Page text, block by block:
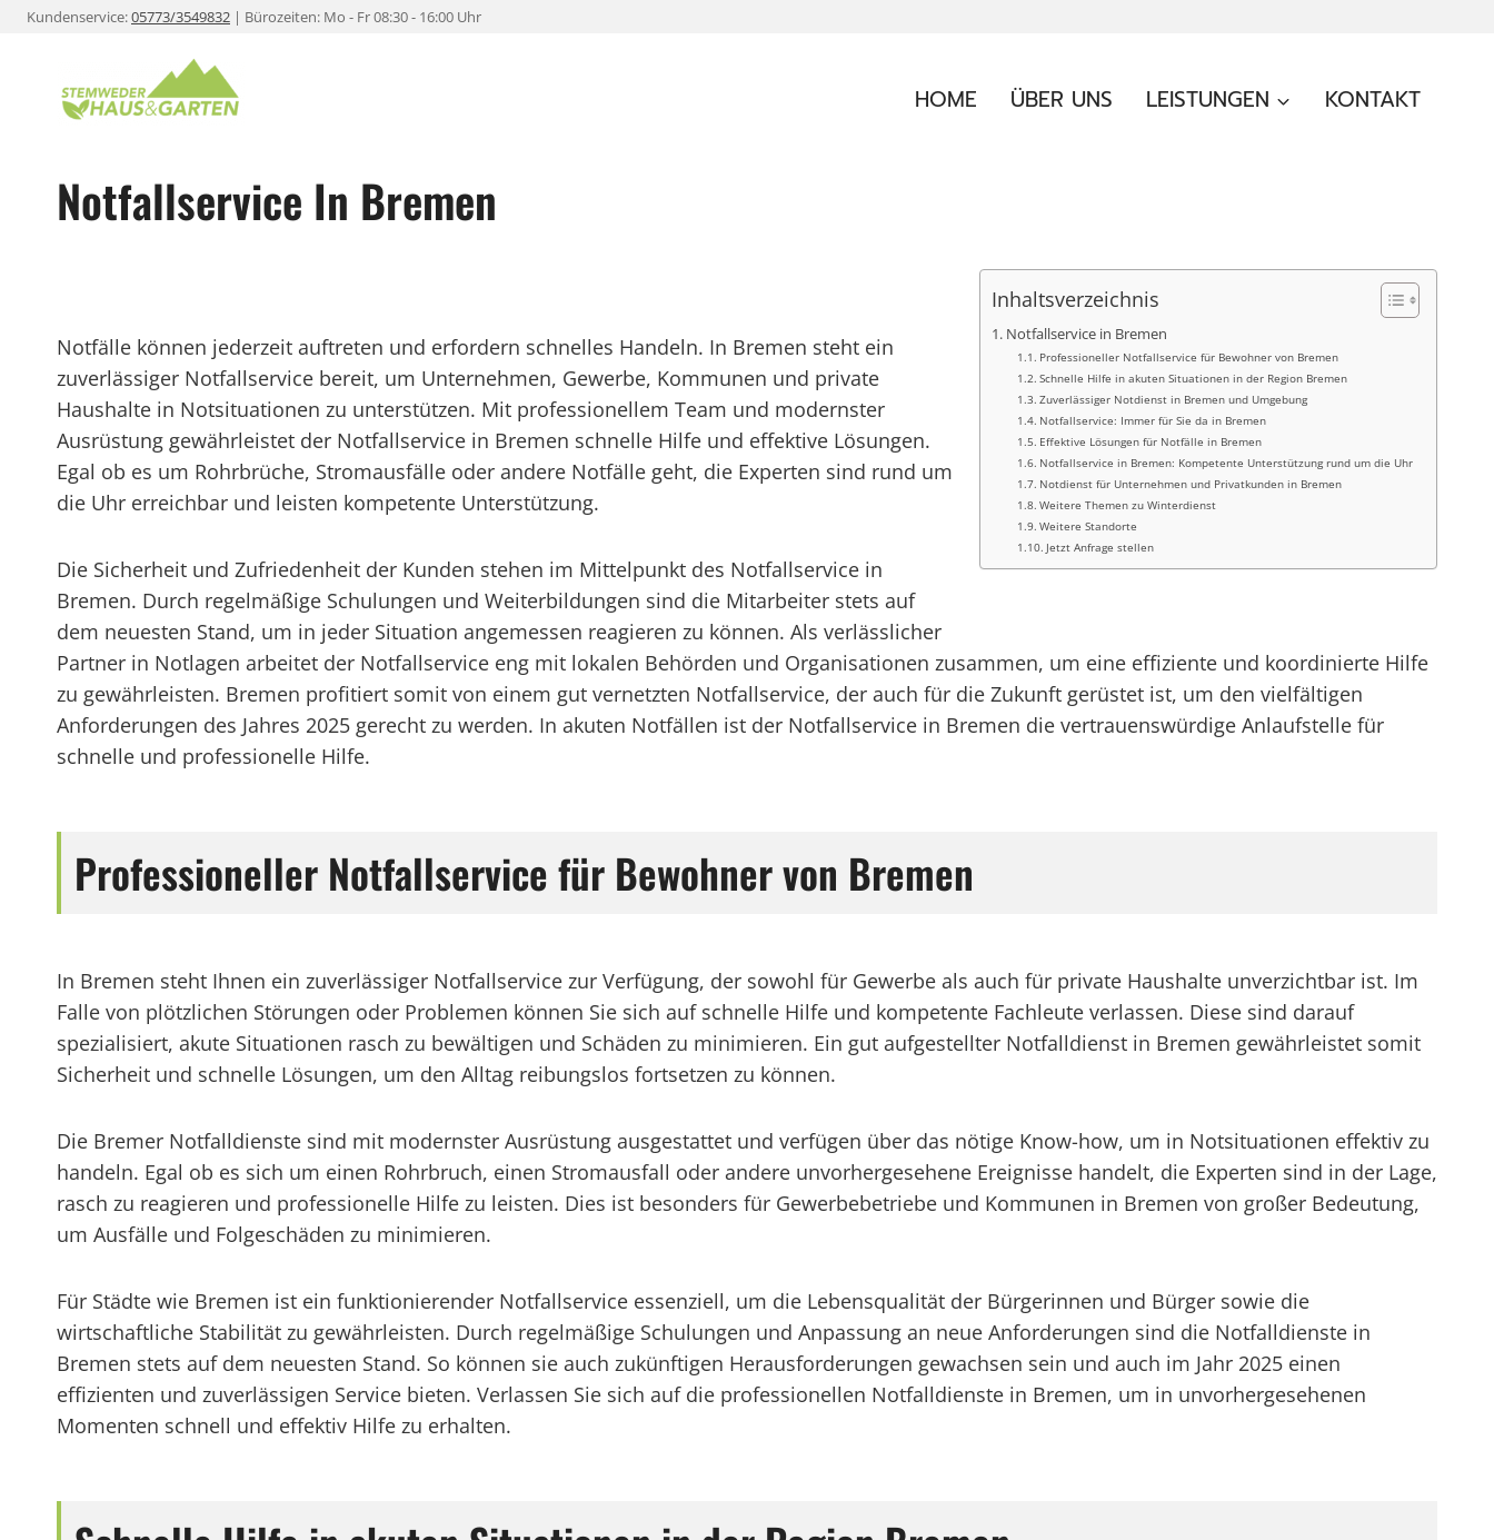
ZumKundenservice:05773/3549832 | Bürozeiten: Mo - Fr 08:30 - 16:00 Uhr
HOME ÜBER UNS LEISTUNGEN KONTAKT
Notfallservice In Bremen
Inhaltsverzeichnis
Notfallservice in Bremen
Professioneller Notfallservice für Bewohner von Bremen
Schnelle Hilfe in akuten Situationen in der Region Bremen
Zuverlässiger Notdienst in Bremen und Umgebung
Notfallservice: Immer für Sie da in Bremen
Effektive Lösungen für Notfälle in Bremen
Notfallservice in Bremen: Kompetente Unterstützung rund um die Uhr
Notdienst für Unternehmen und Privatkunden in Bremen
Weitere Themen zu Winterdienst
Weitere Standorte
Jetzt Anfrage stellen
Notfälle können jederzeit auftreten und erfordern schnelles Handeln. In Bremen steht ein
zuverlässiger Notfallservice bereit, um Unternehmen, Gewerbe, Kommunen und private
Haushalte in Notsituationen zu unterstützen. Mit professionellem Team und modernster
Ausrüstung gewährleistet der Notfallservice in Bremen schnelle Hilfe und effektive Lösungen.
Egal ob es um Rohrbrüche, Stromausfälle oder andere Notfälle geht, die Experten sind rund um
die Uhr erreichbar und leisten kompetente Unterstützung.
Die Sicherheit und Zufriedenheit der Kunden stehen im Mittelpunkt des Notfallservice in
Bremen. Durch regelmäßige Schulungen und Weiterbildungen sind die Mitarbeiter stets auf
dem neuesten Stand, um in jeder Situation angemessen reagieren zu können. Als verlässlicher
Partner in Notlagen arbeitet der Notfallservice eng mit lokalen Behörden und Organisationen zusammen, um eine effiziente und koordinierte Hilfe
zu gewährleisten. Bremen profitiert somit von einem gut vernetzten Notfallservice, der auch für die Zukunft gerüstet ist, um den vielfältigen
Anforderungen des Jahres 2025 gerecht zu werden. In akuten Notfällen ist der Notfallservice in Bremen die vertrauenswürdige Anlaufstelle für
schnelle und professionelle Hilfe.
Professioneller Notfallservice für Bewohner von Bremen
In Bremen steht Ihnen ein zuverlässiger Notfallservice zur Verfügung, der sowohl für Gewerbe als auch für private Haushalte unverzichtbar ist. Im
Falle von plötzlichen Störungen oder Problemen können Sie sich auf schnelle Hilfe und kompetente Fachleute verlassen. Diese sind darauf
spezialisiert, akute Situationen rasch zu bewältigen und Schäden zu minimieren. Ein gut aufgestellter Notfalldienst in Bremen gewährleistet somit
Sicherheit und schnelle Lösungen, um den Alltag reibungslos fortsetzen zu können.
Die Bremer Notfalldienste sind mit modernster Ausrüstung ausgestattet und verfügen über das nötige Know-how, um in Notsituationen effektiv zu
handeln. Egal ob es sich um einen Rohrbruch, einen Stromausfall oder andere unvorhergesehene Ereignisse handelt, die Experten sind in der Lage,
rasch zu reagieren und professionelle Hilfe zu leisten. Dies ist besonders für Gewerbebetriebe und Kommunen in Bremen von großer Bedeutung,
um Ausfälle und Folgeschäden zu minimieren.
Für Städte wie Bremen ist ein funktionierender Notfallservice essenziell, um die Lebensqualität der Bürgerinnen und Bürger sowie die
wirtschaftliche Stabilität zu gewährleisten. Durch regelmäßige Schulungen und Anpassung an neue Anforderungen sind die Notfalldienste in
Bremen stets auf dem neuesten Stand. So können sie auch zukünftigen Herausforderungen gewachsen sein und auch im Jahr 2025 einen
effizienten und zuverlässigen Service bieten. Verlassen Sie sich auf die professionellen Notfalldienste in Bremen, um in unvorhergesehenen
Momenten schnell und effektiv Hilfe zu erhalten.